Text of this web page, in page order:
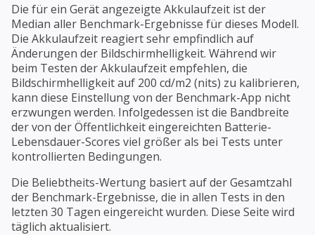
Die für ein Gerät angezeigte Akkulaufzeit ist der
Median aller Benchmark-Ergebnisse für dieses Modell.
Die Akkulaufzeit reagiert sehr empfindlich auf
Änderungen der Bildschirmhelligkeit. Während wir
beim Testen der Akkulaufzeit empfehlen, die
Bildschirmhelligkeit auf 200 cd/m2 (nits) zu kalibrieren,
kann diese Einstellung von der Benchmark-App nicht
erzwungen werden. Infolgedessen ist die Bandbreite
der von der Öffentlichkeit eingereichten Batterie-
Lebensdauer-Scores viel größer als bei Tests unter
kontrollierten Bedingungen.
Die Beliebtheits-Wertung basiert auf der Gesamtzahl
der Benchmark-Ergebnisse, die in allen Tests in den
letzten 30 Tagen eingereicht wurden. Diese Seite wird
täglich aktualisiert.